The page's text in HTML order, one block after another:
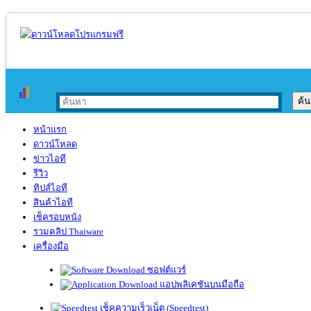
หน้าแรก
ดาวน์โหลด
ข่าวไอที
รีวิว
ทิปส์ไอที
สินค้าไอที
เช็ครอบหนัง
รวมคลิป Thaiware
เครื่องมือ
ซอฟต์แวร์
แอปพลิเคชันบนมือถือ
เช็คความเร็วเน็ต (Speedtest)